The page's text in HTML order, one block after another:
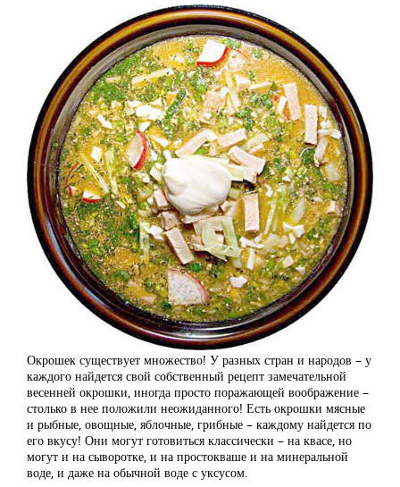
Окрошек существует множество! У разных стран и народов – у
каждого найдется свой собственный рецепт замечательной
весенней окрошки, иногда просто поражающей воображение –
столько в нее положили неожиданного! Есть окрошки мясные
и рыбные, овощные, яблочные, грибные – каждому найдется по
его вкусу! Они могут готовиться классически – на квасе, но
могут и на сыворотке, и на простокваше и на минеральной
воде, и даже на обычной воде с уксусом.